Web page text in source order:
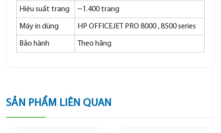
Hiệu suất trang ~1.400 trang
Máy in dùng HP OFFICEJET PRO 8000 , 8500 series
Bảo hành Theo hãng
SẢN PHẨM LIÊN QUAN